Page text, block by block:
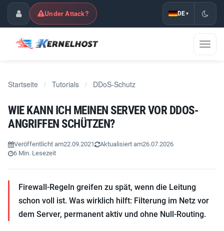
KundencenterUnder Attack? DE ▾
Startseite / Tutorials / DDoS-Schutz
WIE KANN ICH MEINEN SERVER VOR DDOS-
ANGRIFFEN SCHÜTZEN?
Veröffentlicht am22.09.2021 Aktualisiert am26.07.2026
6 Min. Lesezeit
Firewall-Regeln greifen zu spät, wenn die Leitung
schon voll ist. Was wirklich hilft: Filterung im Netz vor
dem Server, permanent aktiv und ohne Null-Routing.